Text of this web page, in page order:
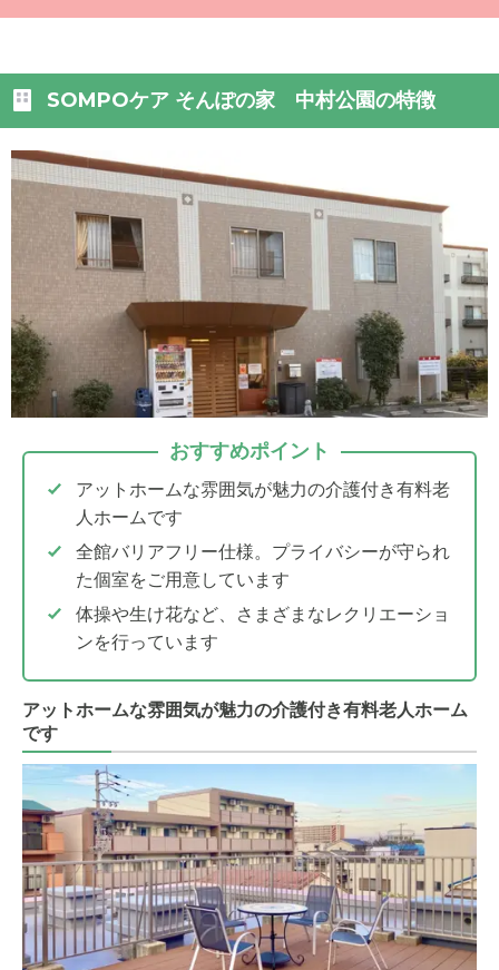
SOMPOケア そんぽの家 中村公園の特徴
おすすめポイント
アットホームな雰囲気が魅力の介護付き有料老
人ホームです
全館バリアフリー仕様。プライバシーが守られ
た個室をご用意しています
体操や生け花など、さまざまなレクリエーショ
ンを行っています
アットホームな雰囲気が魅力の介護付き有料老人ホーム
です